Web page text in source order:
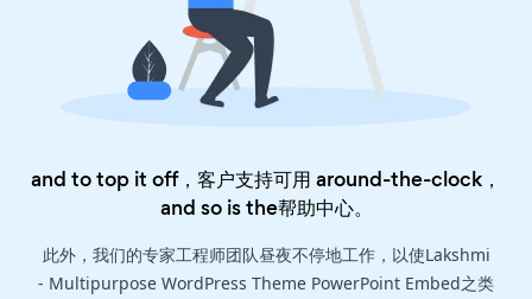
and to top it off，客户支持可用 around-the-clock，
and so is the帮助中心。
此外，我们的专家工程师团队昼夜不停地工作，以使Lakshmi
- Multipurpose WordPress Theme PowerPoint Embed之类